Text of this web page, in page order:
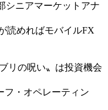
シニアマーケットアナ
読めればモバイルFX
リの呪い〟は投資機会
フ・オペレーティン